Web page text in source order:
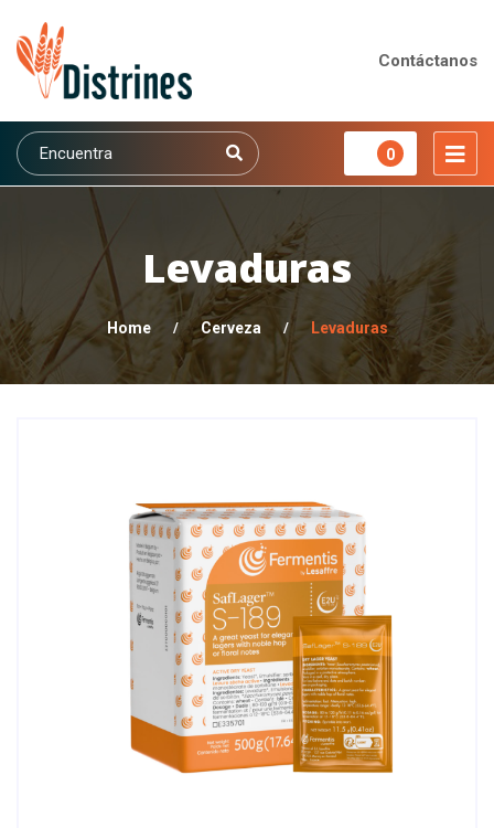
Contáctanos
0
Levaduras
Home / Cerveza / Levaduras